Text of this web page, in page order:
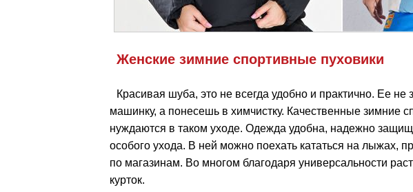
Женские зимние спортивные пуховики
Красивая шуба, это не всегда удобно и практично. Ее не
машинку, а понесешь в химчистку. Качественные зимние
нуждаются в таком уходе. Одежда удобна, надежно
особого ухода. В ней можно поехать кататься на лыжах,
по магазинам. Во многом благодаря универсальности
курток.